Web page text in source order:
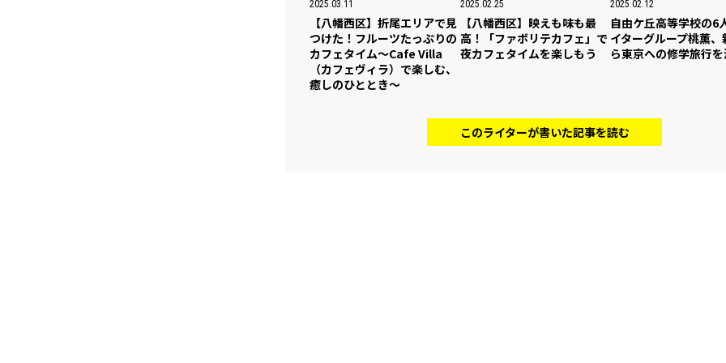
2025.03.11
【八幡西区】折尾エリアで見
つけた！フルーツたっぷりの
カフェタイム〜Cafe Villa
（カフェヴィラ）で楽しむ、
癒しのひととき〜
2025.02.25
【八幡西区】映えも味も最
高！「ファボリテカフェ」で
夜カフェタイムを楽しもう
2025.02.12
自由ケ丘高等学校の6
イターグループ桃薫、
ら東京への修学旅行
このライターが書いた記事を読む